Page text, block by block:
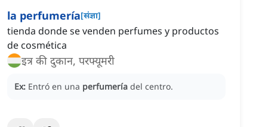
la perfumería[संज्ञा]
tienda donde se venden perfumes y productos
de cosmética
इत्र की दुकान, परफ्यूमरी
Ex: Entró en una perfumería del centro.